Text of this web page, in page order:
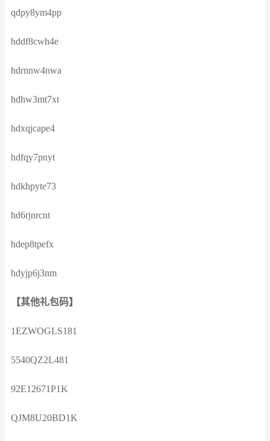
qdpy8ym4pp
hddf8cwh4e
hdrnnw4nwa
hdhw3mt7xt
hdxqjcape4
hdfqy7pnyt
hdkhpyte73
hd6rjnrcnt
hdep8tpefx
hdyjp6j3nm
【其他礼包码】
1EZWOGLS181
5540QZ2L481
92E12671P1K
QJM8U20BD1K